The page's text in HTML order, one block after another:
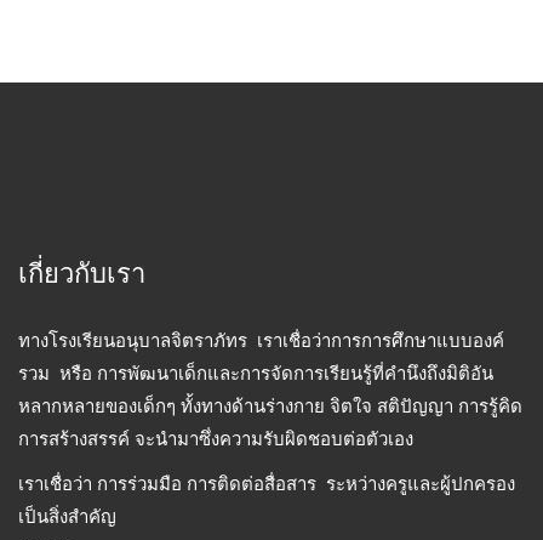
เกี่ยวกับเรา
ทางโรงเรียนอนุบาลจิตราภัทร เราเชื่อว่าการการศึกษาแบบองค์
รวม หรือ การพัฒนาเด็กและการจัดการเรียนรู้ที่คำนึงถึงมิติอัน
หลากหลายของเด็กๆ ทั้งทางด้านร่างกาย จิตใจ สติปัญญา การรู้คิด
การสร้างสรรค์ จะนำมาซึ่งความรับผิดชอบต่อตัวเอง
เราเชื่อว่า การร่วมมือ การติดต่อสื่อสาร ระหว่างครูและผู้ปกครอง
เป็นสิ่งสำคัญ